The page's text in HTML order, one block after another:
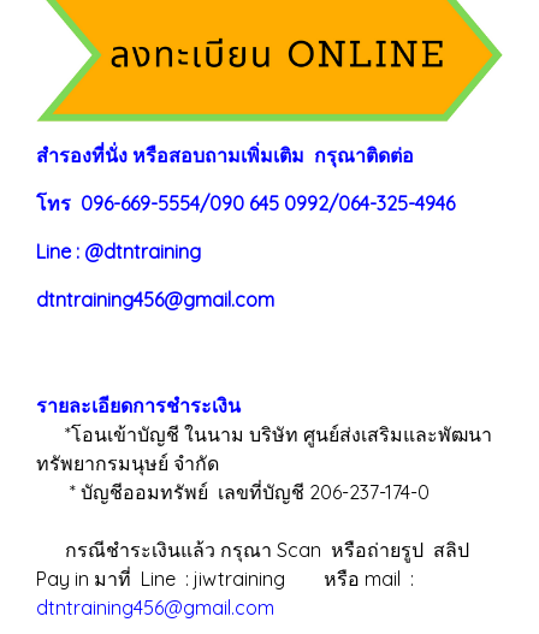
สำรองที่นั่ง หรือสอบถามเพิ่มเติม กรุณาติดต่อ
โทร 096-669-5554/090 645 0992/064-325-4946
Line : @dtntraining
dtntraining456@gmail.com
รายละเอียดการชำระเงิน
*โอนเข้าบัญชี ในนาม บริษัท ศูนย์ส่งเสริมและพัฒนา
ทรัพยากรมนุษย์ จำกัด
* บัญชีออมทรัพย์ เลขที่บัญชี 206-237-174-0
กรณีชำระเงินแล้ว กรุณา Scan หรือถ่ายรูป สลิป
Pay in มาที่ Line : jiwtraining หรือ mail :
dtntraining456@gmail.com